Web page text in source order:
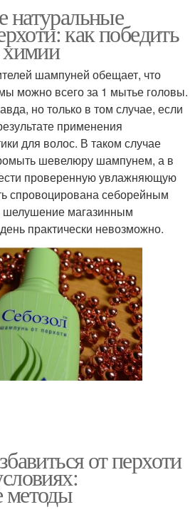
как победить
химии
шампуней обещает, что
можно всего за 1 мытье головы.
но только в том случае, если
применения
для волос. В таком случае
шевелюру шампунем, а в
проверенную увлажняющую
спровоцирована себорейным
шелушение магазинным
практически невозможно.
от перхоти
методы